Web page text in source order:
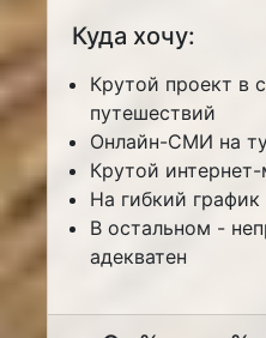
Куда хочу:
Крутой проект в
путешествий
Онлайн-СМИ на
Крутой интернет-
На гибкий график
В остальном -
адекватен